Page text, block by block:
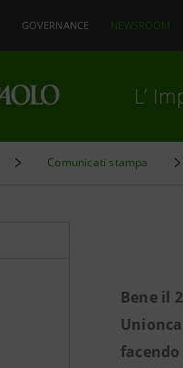
GOVERNANCE NEWSROOM
L’
Comunicati stampa
Bene il